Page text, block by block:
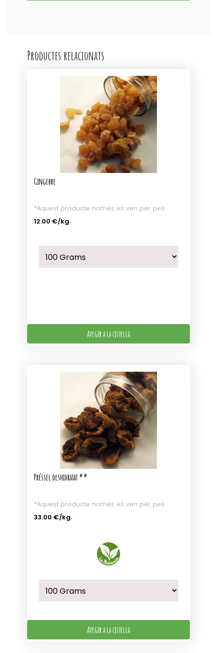
Productes relacionats
Gingebre
*Aquest producte només es ven per pes
12.00 €/kg.
Afegir a la cistella
Préssec deshidratat **
*Aquest producte només es ven per pes
33.00 €/kg.
Afegir a la cistella